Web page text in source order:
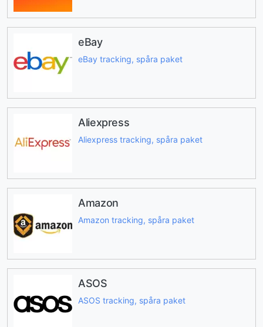
eBay
eBay tracking, spåra paket
Aliexpress
Aliexpress tracking, spåra paket
Amazon
Amazon tracking, spåra paket
ASOS
ASOS tracking, spåra paket